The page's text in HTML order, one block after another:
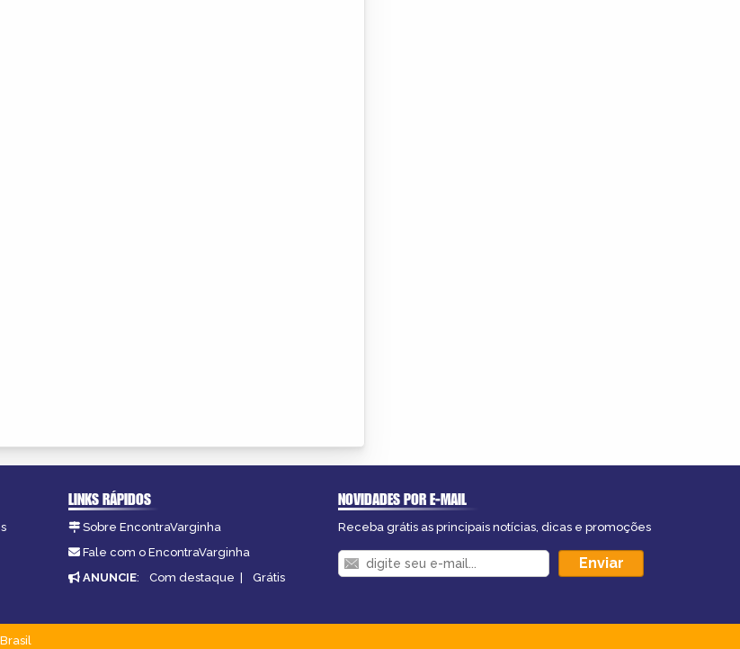
LINKS RÁPIDOS
Sobre EncontraVarginha
Fale com o EncontraVarginha
ANUNCIE: Com destaque | Grátis
NOVIDADES POR E-MAIL
Receba grátis as principais notícias, dicas e promoções